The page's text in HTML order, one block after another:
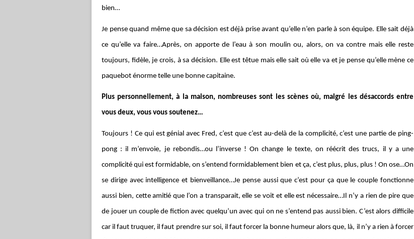
bien…
Je pense quand même que sa décision est déjà prise avant qu’elle n’en parle à son équipe. Elle sait déjà
ce qu’elle va faire…Après, on apporte de l’eau à son moulin ou, alors, on va contre mais elle reste
toujours, fidèle, je crois, à sa décision. Elle est têtue mais elle sait où elle va et je pense qu’elle mène ce
paquebot énorme telle une bonne capitaine.
Plus personnellement, à la maison, nombreuses sont les scènes où, malgré les désaccords entre
vous deux, vous vous soutenez…
Toujours ! Ce qui est génial avec Fred, c’est que c’est au-delà de la complicité, c’est une partie de ping-
pong : il m’envoie, je rebondis…ou l’inverse ! On change le texte, on réécrit des trucs, il y a une
complicité qui est formidable, on s’entend formidablement bien et ça, c’est plus, plus, plus ! On ose…On
se dirige avec intelligence et bienveillance…Je pense aussi que c’est pour ça que le couple fonctionne
aussi bien, cette amitié que l’on a transparait, elle se voit et elle est nécessaire…Il n’y a rien de pire que
de jouer un couple de fiction avec quelqu’un avec qui on ne s’entend pas aussi bien. C’est alors difficile
car il faut truquer, il faut prendre sur soi, il faut forcer la bonne humeur alors que, là, il n’y a rien à forcer